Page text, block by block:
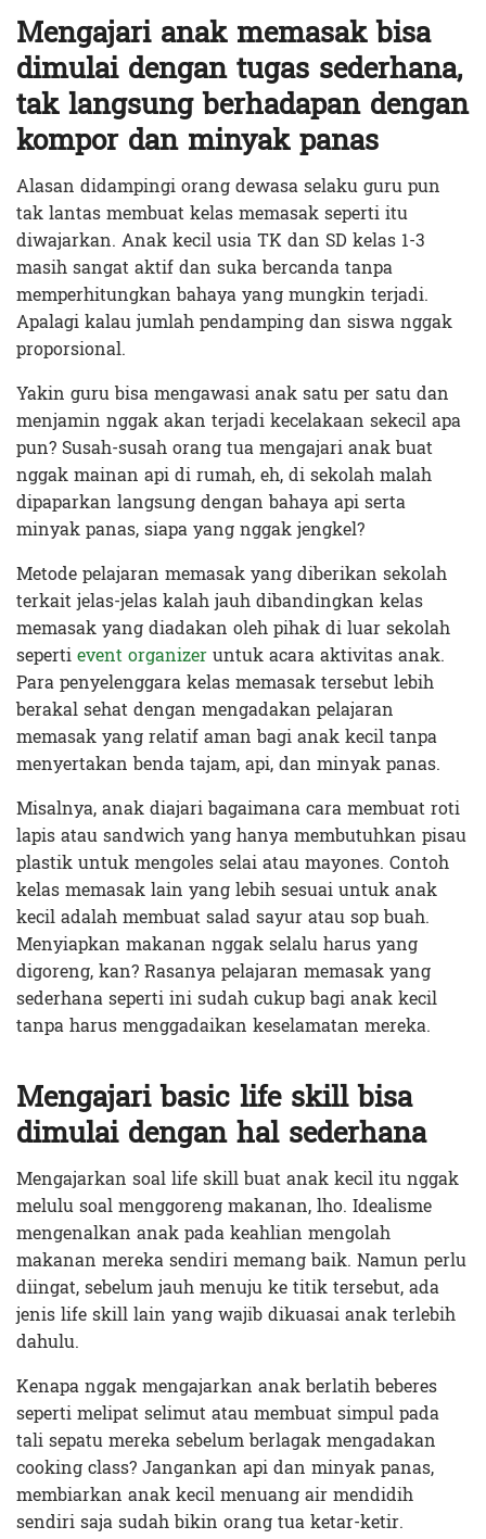
Mengajari anak memasak bisa
dimulai dengan tugas sederhana,
tak langsung berhadapan dengan
kompor dan minyak panas
Alasan didampingi orang dewasa selaku guru pun
tak lantas membuat kelas memasak seperti itu
diwajarkan. Anak kecil usia TK dan SD kelas 1-3
masih sangat aktif dan suka bercanda tanpa
memperhitungkan bahaya yang mungkin terjadi.
Apalagi kalau jumlah pendamping dan siswa nggak
proporsional.
Yakin guru bisa mengawasi anak satu per satu dan
menjamin nggak akan terjadi kecelakaan sekecil apa
pun? Susah-susah orang tua mengajari anak buat
nggak mainan api di rumah, eh, di sekolah malah
dipaparkan langsung dengan bahaya api serta
minyak panas, siapa yang nggak jengkel?
Metode pelajaran memasak yang diberikan sekolah
terkait jelas-jelas kalah jauh dibandingkan kelas
memasak yang diadakan oleh pihak di luar sekolah
sepertievent organizeruntuk acara aktivitas anak.
Para penyelenggara kelas memasak tersebut lebih
berakal sehat dengan mengadakan pelajaran
memasak yang relatif aman bagi anak kecil tanpa
menyertakan benda tajam, api, dan minyak panas.
Misalnya, anak diajari bagaimana cara membuat roti
lapis atau sandwich yang hanya membutuhkan pisau
plastik untuk mengoles selai atau mayones. Contoh
kelas memasak lain yang lebih sesuai untuk anak
kecil adalah membuat salad sayur atau sop buah.
Menyiapkan makanan nggak selalu harus yang
digoreng, kan? Rasanya pelajaran memasak yang
sederhana seperti ini sudah cukup bagi anak kecil
tanpa harus menggadaikan keselamatan mereka.
Mengajari basic life skill bisa
dimulai dengan hal sederhana
Mengajarkan soal life skill buat anak kecil itu nggak
melulu soal menggoreng makanan, lho. Idealisme
mengenalkan anak pada keahlian mengolah
makanan mereka sendiri memang baik. Namun perlu
diingat, sebelum jauh menuju ke titik tersebut, ada
jenis life skill lain yang wajib dikuasai anak terlebih
dahulu.
Kenapa nggak mengajarkan anak berlatih beberes
seperti melipat selimut atau membuat simpul pada
tali sepatu mereka sebelum berlagak mengadakan
cooking class? Jangankan api dan minyak panas,
membiarkan anak kecil menuang air mendidih
sendiri saja sudah bikin orang tua ketar-ketir.